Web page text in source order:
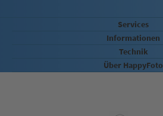
Services
Informationen
Technik
Über HappyFoto